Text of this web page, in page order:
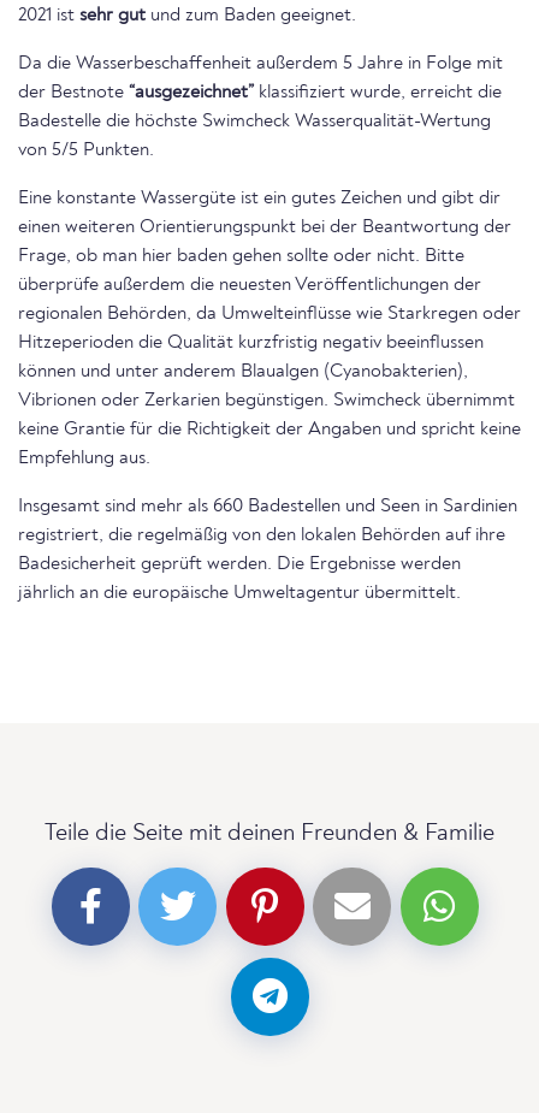
2021 ist sehr gut und zum Baden geeignet.
Da die Wasserbeschaffenheit außerdem 5 Jahre in Folge mit
der Bestnote “ausgezeichnet” klassifiziert wurde, erreicht die
Badestelle die höchste Swimcheck Wasserqualität-Wertung
von 5/5 Punkten.
Eine konstante Wassergüte ist ein gutes Zeichen und gibt dir
einen weiteren Orientierungspunkt bei der Beantwortung der
Frage, ob man hier baden gehen sollte oder nicht. Bitte
überprüfe außerdem die neuesten Veröffentlichungen der
regionalen Behörden, da Umwelteinflüsse wie Starkregen oder
Hitzeperioden die Qualität kurzfristig negativ beeinflussen
können und unter anderem Blaualgen (Cyanobakterien),
Vibrionen oder Zerkarien begünstigen. Swimcheck übernimmt
keine Grantie für die Richtigkeit der Angaben und spricht keine
Empfehlung aus.
Insgesamt sind mehr als 660 Badestellen und Seen in Sardinien
registriert, die regelmäßig von den lokalen Behörden auf ihre
Badesicherheit geprüft werden. Die Ergebnisse werden
jährlich an die europäische Umweltagentur übermittelt.
Teile die Seite mit deinen Freunden & Familie